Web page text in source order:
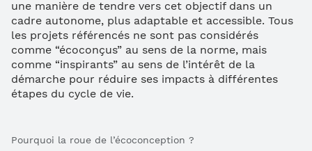
une manière de tendre vers cet objectif dans un
cadre autonome, plus adaptable et accessible. Tous
les projets référencés ne sont pas considérés
comme “écoconçus” au sens de la norme, mais
comme “inspirants” au sens de l’intérêt de la
démarche pour réduire ses impacts à différentes
étapes du cycle de vie.
Pourquoi la roue de l’écoconception ?